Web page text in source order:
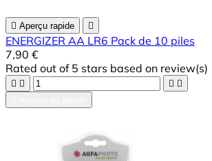
 Aperçu rapide 
ENERGIZER AA LR6 Pack de 10 piles
7,90 €
Rated out of 5 stars based on review(s)
   